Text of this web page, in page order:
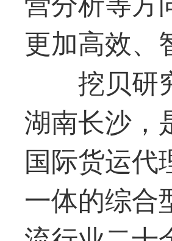
更加高效、
挖贝研
湖南长沙，
国际货运代
一体的综合